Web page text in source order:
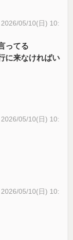
2026/05/10(日) 10:
ってる
に来なければい
2026/05/10(日) 10:
2026/05/10(日) 10: